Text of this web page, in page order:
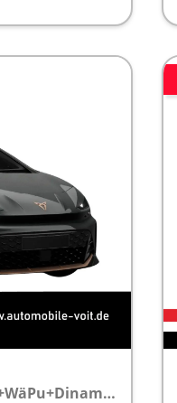
58kWh AHK+GV5+HUD+360°+Navi+WäPu+Dinamica+Kessy+Travel+ParkAssist